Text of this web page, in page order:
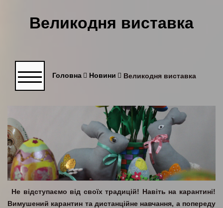
Великодня виставка
Головна Новини Великодня виставка
Не відступаємо від своїх традицій! Навіть на карантині!
Вимушений карантин та дистанційне навчання, а попереду